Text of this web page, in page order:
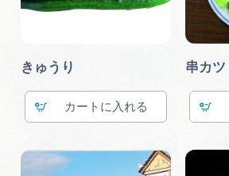
きゅうり
カート
串カツ